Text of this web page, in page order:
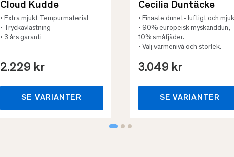
Cloud Kudde
• Extra mjukt Tempurmaterial
• Tryckavlastning
• 3 års garanti
2.229 kr
SE VARIANTER
Cecilia Duntäcke
• Finaste dunet- luftigt och
• 90% europeisk myskanddun,
10% småfjäder.
• Välj värmenivå och storlek.
3.049 kr
SE VARIANTER